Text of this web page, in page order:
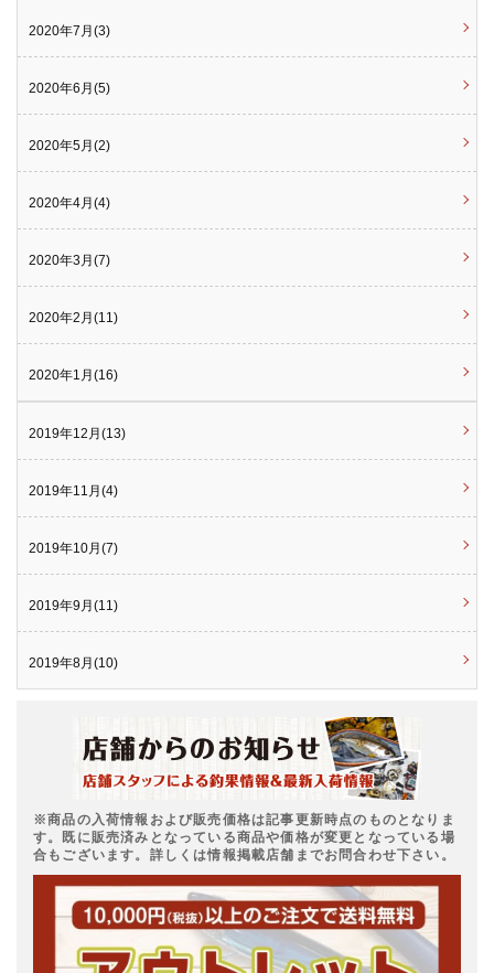
2020年7月(3)
2020年6月(5)
2020年5月(2)
2020年4月(4)
2020年3月(7)
2020年2月(11)
2020年1月(16)
2019年12月(13)
2019年11月(4)
2019年10月(7)
2019年9月(11)
2019年8月(10)
※商品の入荷情報および販売価格は記事更新時点のものとなりま
す。既に販売済みとなっている商品や価格が変更となっている場
合もございます。詳しくは情報掲載店舗までお問合わせ下さい。